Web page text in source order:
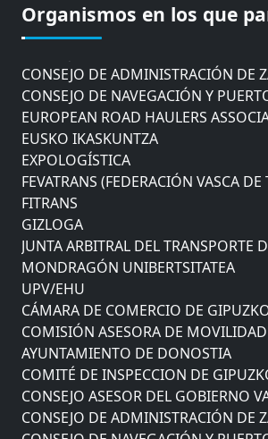
Organismos en los que
COMITÉ DE INSPECCION DE
CONSEJO ASESOR DEL GOBIERNO
CONSEJO DE ADMINISTRACIÓN DE
CONSEJO DE NAVEGACIÓN Y PUERTO
EUROPEAN ROAD HAULERS
EUSKO IKASKUNTZA
EXPOLOGÍSTICA
FEVATRANS (FEDERACIÓN VASCA DE
FITRANS
GIZLOGA
JUNTA ARBITRAL DEL TRANSPORTE
MONDRAGÓN UNIBERTSITATEA
UPV/EHU
CÁMARA DE COMERCIO DE
COMISIÓN ASESORA DE MOVILIDAD
AYUNTAMIENTO DE DONOSTIA
COMITÉ DE INSPECCION DE
CONSEJO ASESOR DEL GOBIERNO
CONSEJO DE ADMINISTRACIÓN DE
CONSEJO DE NAVEGACIÓN Y PUERTO